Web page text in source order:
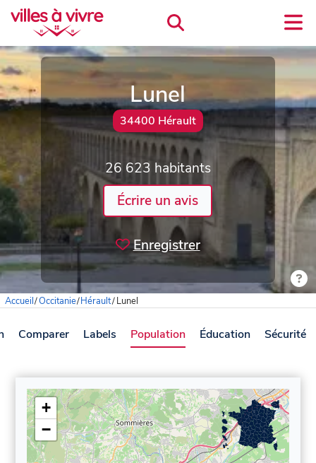
Lunel
34400 Hérault
26 623 habitants
Écrire un avis
Enregistrer
Accueil/Occitanie/Hérault/Lunel
Comparer Labels Population Éducation Sécurité
+
−